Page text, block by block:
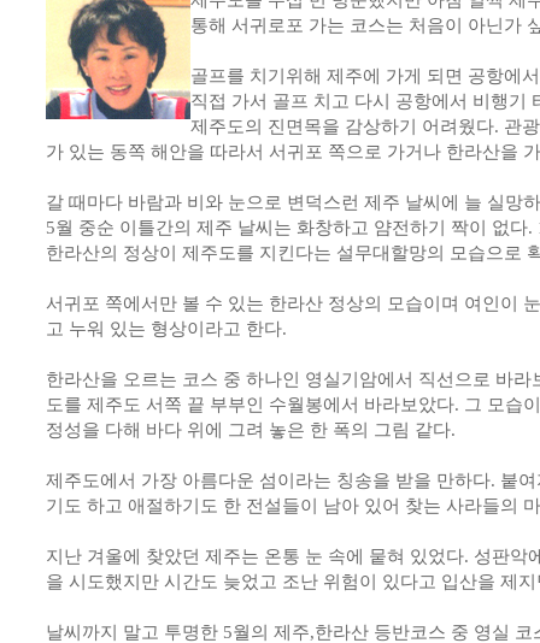
통해 서귀로포 가는 코스는 처음이 아닌가
골프를 치기위해 제주에 가게 되면 공항에
직접 가서 골프 치고 다시 공항에서 비행기
제주도의 진면목을 감상하기 어려웠다. 관
가 있는 동쪽 해안을 따라서 서귀포 쪽으로 가거나 한라산을
갈 때마다 바람과 비와 눈으로 변덕스런 제주 날씨에 늘 실망
5월 중순 이틀간의 제주 날씨는 화창하고 얌전하기 짝이 없다
한라산의 정상이 제주도를 지킨다는 설무대할망의 모습으로
서귀포 쪽에서만 볼 수 있는 한라산 정상의 모습이며 여인이
고 누워 있는 형상이라고 한다.
한라산을 오르는 코스 중 하나인 영실기암에서 직선으로 바
도를 제주도 서쪽 끝 부부인 수월봉에서 바라보았다. 그 모습
정성을 다해 바다 위에 그려 놓은 한 폭의 그림 같다.
제주도에서 가장 아름다운 섬이라는 칭송을 받을 만하다. 붙
기도 하고 애절하기도 한 전설들이 남아 있어 찾는 사라들의
지난 겨울에 찾았던 제주는 온통 눈 속에 뭍혀 있었다. 성판악
을 시도했지만 시간도 늦었고 조난 위험이 있다고 입산을 제
날씨까지 말고 투명한 5월의 제주,한라산 등반코스 중 영실